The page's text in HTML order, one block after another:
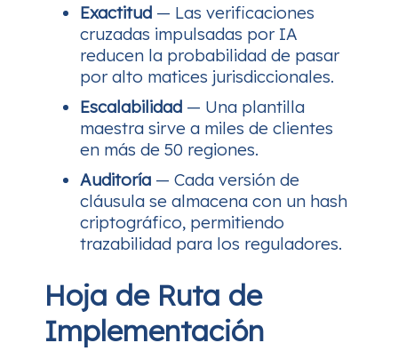
Exactitud — Las verificaciones
cruzadas impulsadas por IA
reducen la probabilidad de pasar
por alto matices jurisdiccionales.
Escalabilidad — Una plantilla
maestra sirve a miles de clientes
en más de 50 regiones.
Auditoría — Cada versión de
cláusula se almacena con un hash
criptográfico, permitiendo
trazabilidad para los reguladores.
Hoja de Ruta de
Implementación